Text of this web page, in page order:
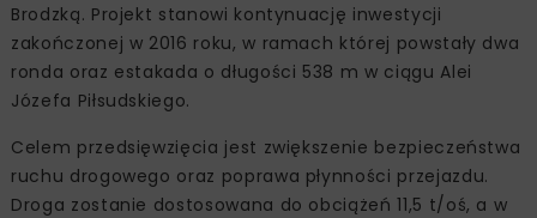
Brodzką. Projekt stanowi kontynuację inwestycji
zakończonej w 2016 roku, w ramach której powstały dwa
ronda oraz estakada o długości 538 m w ciągu Alei
Józefa Piłsudskiego.
Celem przedsięwzięcia jest zwiększenie bezpieczeństwa
ruchu drogowego oraz poprawa płynności przejazdu.
Droga zostanie dostosowana do obciążeń 11,5 t/oś, a w